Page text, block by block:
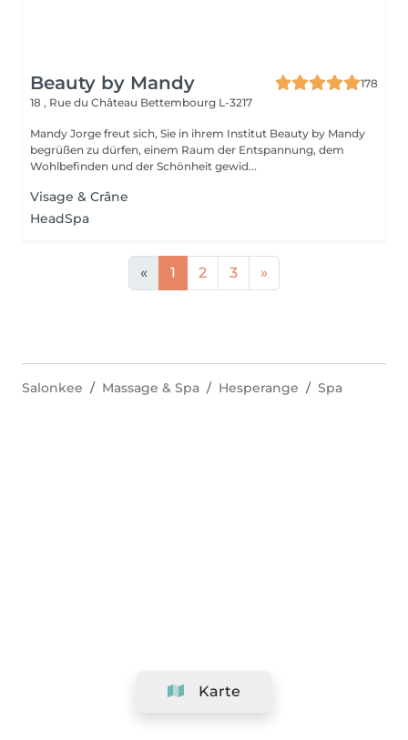
Beauty by Mandy
178
18 , Rue du Château Bettembourg L-3217
Mandy Jorge freut sich, Sie in ihrem Institut Beauty by Mandy
begrüßen zu dürfen, einem Raum der Entspannung, dem
Wohlbefinden und der Schönheit gewid...
Visage & Crâne
HeadSpa
« 1 2 3 »
Karte
Salonkee Massage & Spa Hesperange Spa